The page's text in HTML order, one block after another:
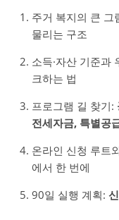
주거 복지의 큰 그
물리는 구조
소득·자산 기준과
크하는 법
프로그램 길 찾기:
전세자금, 특별공
온라인 신청 루트
에서 한 번에
90일 실행 계획: